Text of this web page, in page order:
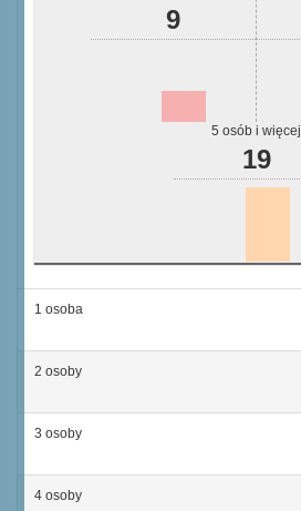
9
5 osób i więcej
19
1 osoba
2 osoby
3 osoby
4 osoby